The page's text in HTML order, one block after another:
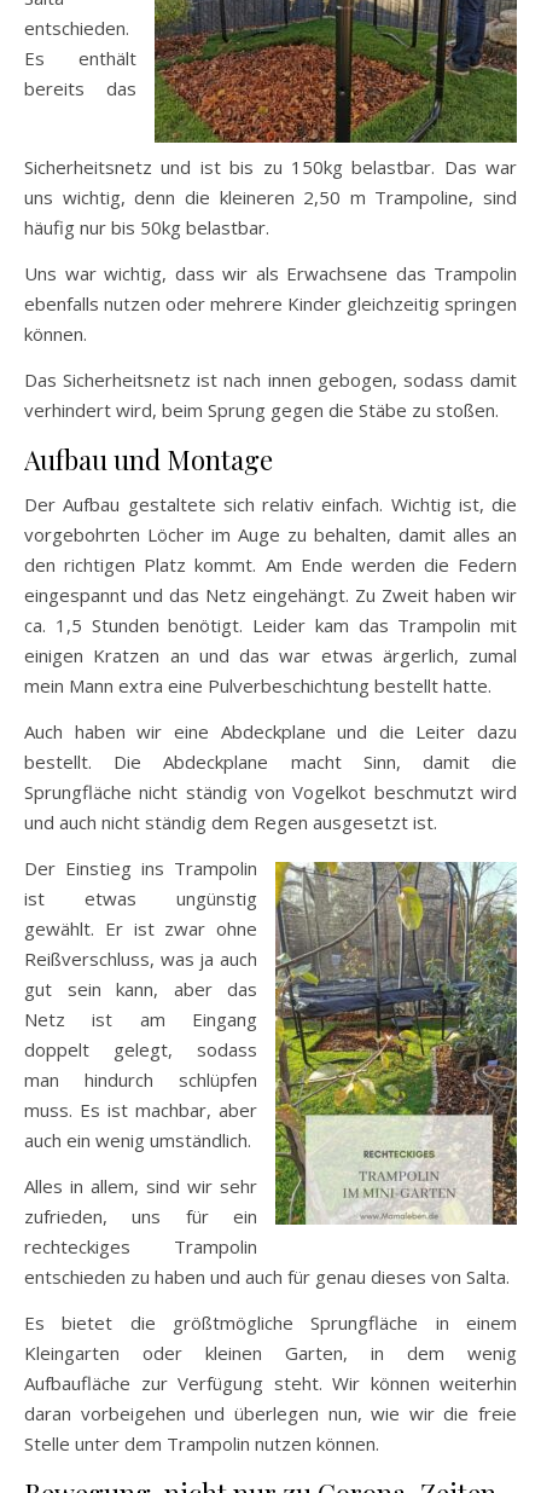
entschieden.
Es enthält
bereits das
Sicherheitsnetz und ist bis zu 150kg belastbar. Das war
uns wichtig, denn die kleineren 2,50 m Trampoline, sind
häufig nur bis 50kg belastbar.
Uns war wichtig, dass wir als Erwachsene das Trampolin
ebenfalls nutzen oder mehrere Kinder gleichzeitig springen
können.
Das Sicherheitsnetz ist nach innen gebogen, sodass damit
verhindert wird, beim Sprung gegen die Stäbe zu stoßen.
Aufbau und Montage
Der Aufbau gestaltete sich relativ einfach. Wichtig ist, die
vorgebohrten Löcher im Auge zu behalten, damit alles an
den richtigen Platz kommt. Am Ende werden die Federn
eingespannt und das Netz eingehängt. Zu Zweit haben wir
ca. 1,5 Stunden benötigt. Leider kam das Trampolin mit
einigen Kratzen an und das war etwas ärgerlich, zumal
mein Mann extra eine Pulverbeschichtung bestellt hatte.
Auch haben wir eine Abdeckplane und die Leiter dazu
bestellt. Die Abdeckplane macht Sinn, damit die
Sprungfläche nicht ständig von Vogelkot beschmutzt wird
und auch nicht ständig dem Regen ausgesetzt ist.
Der Einstieg ins Trampolin
ist etwas ungünstig
gewählt. Er ist zwar ohne
Reißverschluss, was ja auch
gut sein kann, aber das
Netz ist am Eingang
doppelt gelegt, sodass
man hindurch schlüpfen
muss. Es ist machbar, aber
auch ein wenig umständlich.
Alles in allem, sind wir sehr
zufrieden, uns für ein
rechteckiges Trampolin
entschieden zu haben und auch für genau dieses von Salta.
Es bietet die größtmögliche Sprungfläche in einem
Kleingarten oder kleinen Garten, in dem wenig
Aufbaufläche zur Verfügung steht. Wir können weiterhin
daran vorbeigehen und überlegen nun, wie wir die freie
Stelle unter dem Trampolin nutzen können.